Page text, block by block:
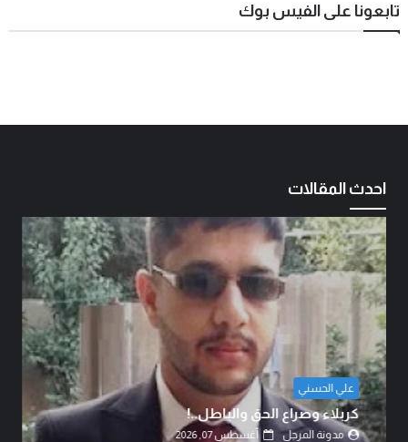
تابعونا على الفيس بوك
احدث المقالات
الشيخ الدكتور عبد الرضا البهادلي
دماءُ أبنائنا ليست رخيصة..!
مدونة المرجل أغسطس 07, 2026